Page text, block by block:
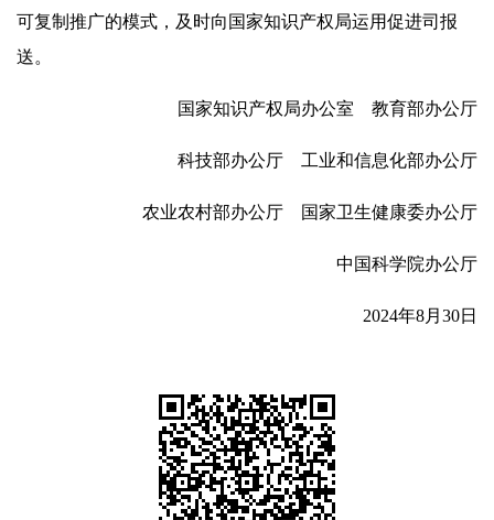
可复制推广的模式，及时向国家知识产权局运用促进司报
送。
国家知识产权局办公室 教育部办公厅
科技部办公厅 工业和信息化部办公厅
农业农村部办公厅 国家卫生健康委办公厅
中国科学院办公厅
2024年8月30日